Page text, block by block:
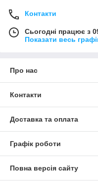
Контакти
Сьогодні працює з
Показати весь
Про нас
Контакти
Доставка та оплата
Графік роботи
Повна версія сайту